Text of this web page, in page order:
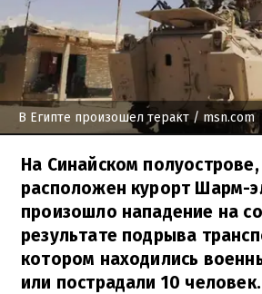
В Египте произошел теракт/ msn.com
На Синайском полуострове,
расположен курорт Шарм-
произошло нападение на
результате подрыва
котором находились
или пострадали 10 человек.